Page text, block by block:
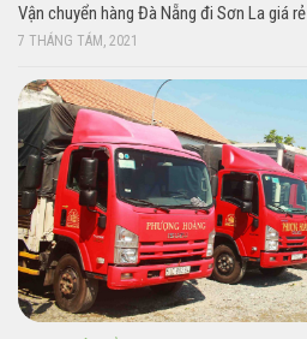
Vận chuyển hàng Đà Nẵng đi Sơn La giá rẻ
7 THÁNG TÁM, 2021